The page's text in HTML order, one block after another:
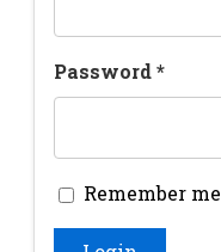
Password*
Remember me